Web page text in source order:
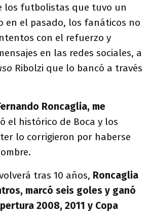
los futbolistas que tuvo un
en el pasado, los fanáticos no
con el refuerzo y
en las redes sociales, a
Ribolzi que lo bancó a través
Roncaglia, me
el histórico de Boca y los
lo corrigieron por haberse
tras 10 años, Roncaglia
marcó seis goles y ganó
2008, 2011 y Copa